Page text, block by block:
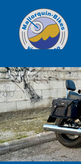
1 von 6